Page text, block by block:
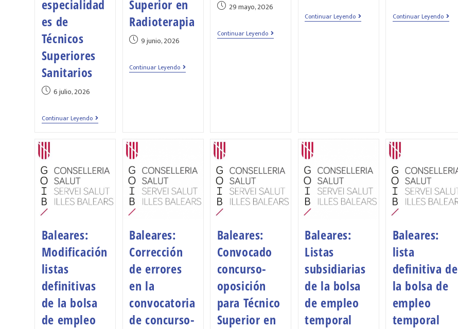
especialidad
es de
Técnicos
Superiores
Sanitarios
6 julio, 2026
Continuar Leyendo
Superior en
Radioterapia
9 junio, 2026
Continuar Leyendo
29 mayo, 2026
Continuar Leyendo
Continuar Leyendo Continuar Leyendo
Baleares:
Modificación
listas
definitivas
de la bolsa
de empleo
Baleares:
Corrección
de errores
en la
convocatoria
de concurso-
Baleares:
Convocado
concurso-
oposición
para Técnico
Superior en
Baleares:
Listas
subsidiarias
de la bolsa
de empleo
temporal
Baleares:
lista
definitiva de
la bolsa de
empleo
temporal